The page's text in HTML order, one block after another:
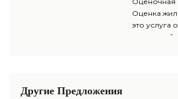
Оценка
это услуга
Другие Предложения